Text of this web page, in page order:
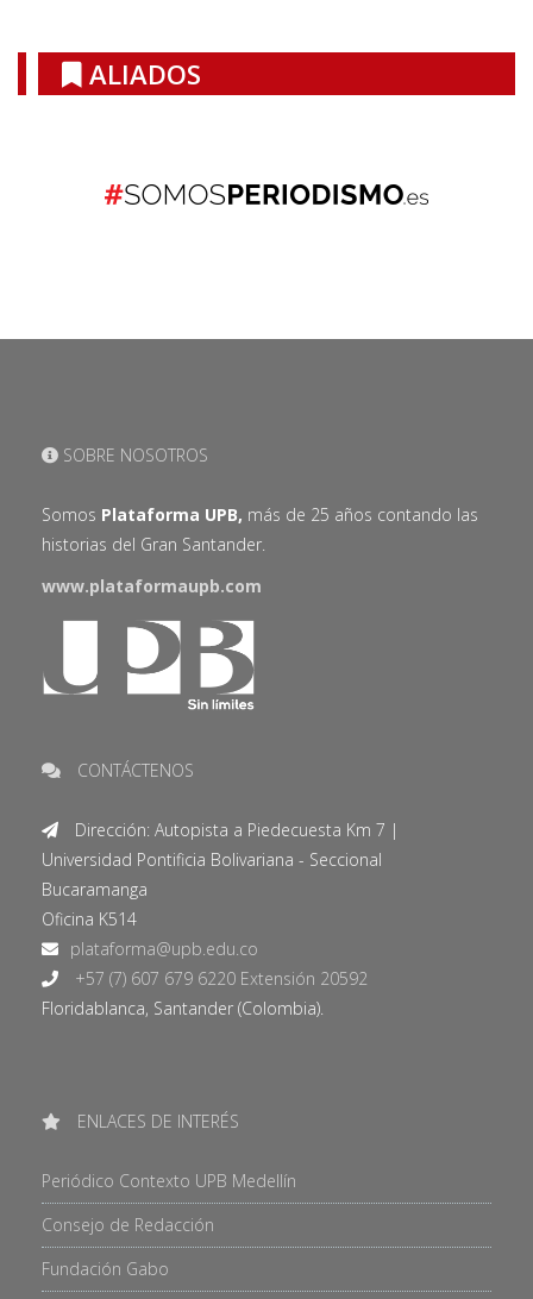
ALIADOS
SOBRE NOSOTROS
Somos Plataforma UPB, más de 25 años contando las
historias del Gran Santander.
www.plataformaupb.com
CONTÁCTENOS
Dirección: Autopista a Piedecuesta Km 7 |
Universidad Pontificia Bolivariana - Seccional
Bucaramanga
Oficina K514
+57 (7) 607 679 6220 Extensión 20592
Floridablanca, Santander (Colombia).
ENLACES DE INTERÉS
Periódico Contexto UPB Medellín
Consejo de Redacción
Fundación Gabo